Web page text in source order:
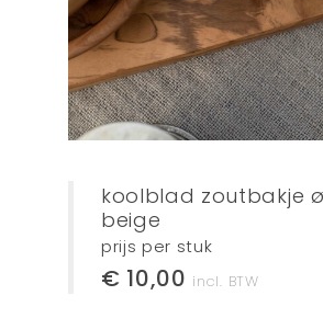
koolblad zoutbakje
beige
prijs per stuk
€ 10,00 incl. BTW